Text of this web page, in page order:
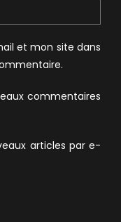
et mon site dans
commentaires
articles par e-